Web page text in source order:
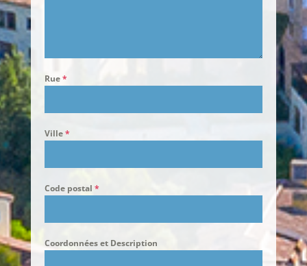
Rue*
Ville*
Code postal *
Coordonnées et Description